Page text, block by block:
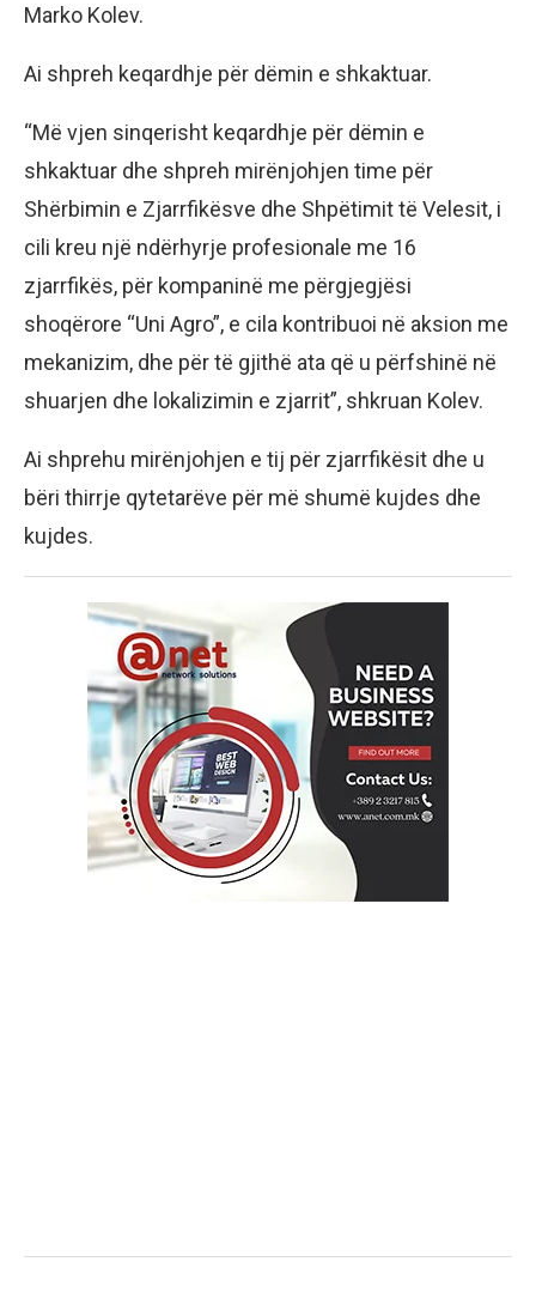
Marko Kolev.
Ai shpreh keqardhje për dëmin e shkaktuar.
“Më vjen sinqerisht keqardhje për dëmin e
shkaktuar dhe shpreh mirënjohjen time për
Shërbimin e Zjarrfikësve dhe Shpëtimit të Velesit, i
cili kreu një ndërhyrje profesionale me 16
zjarrfikës, për kompaninë me përgjegjësi
shoqërore “Uni Agro”, e cila kontribuoi në aksion me
mekanizim, dhe për të gjithë ata që u përfshinë në
shuarjen dhe lokalizimin e zjarrit”, shkruan Kolev.
Ai shprehu mirënjohjen e tij për zjarrfikësit dhe u
bëri thirrje qytetarëve për më shumë kujdes dhe
kujdes.